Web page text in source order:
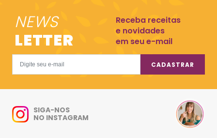
NEWS
LETTER
Receba receitas
e novidades
em seu e-mail
CADASTRAR
SIGA-NOS
NO INSTAGRAM